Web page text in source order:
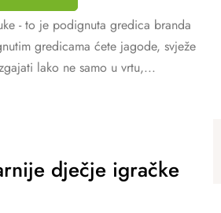
- to je podignuta gredica branda
gredicama ćete jagode, svježe
lako ne samo u vrtu,...
dječje igračke